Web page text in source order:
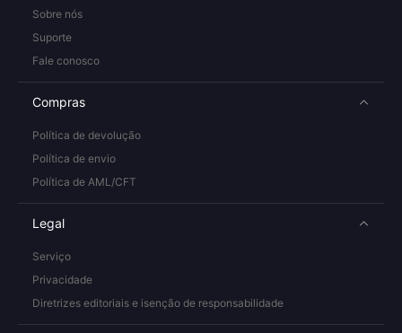
Sobre nós
Suporte
Fale conosco
Compras
Política de devolução
Política de envio
Política de AML/CFT
Legal
Serviço
Privacidade
Diretrizes editoriais e isenção de responsabilidade